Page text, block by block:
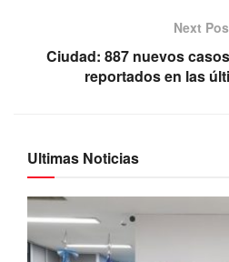
Next
Ciudad: 887 nuevos
reportados en las
Ultimas Noticias